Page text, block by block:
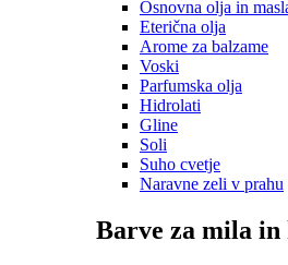
Osnovna olja in
Eterična olja
Arome za balzame
Voski
Parfumska olja
Hidrolati
Gline
Soli
Suho cvetje
Naravne zeli v prahu
Barve za mila in